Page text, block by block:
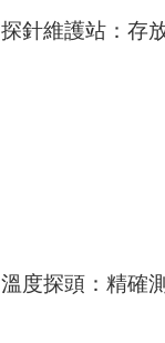
探針維護站：存
溫度探頭：精確